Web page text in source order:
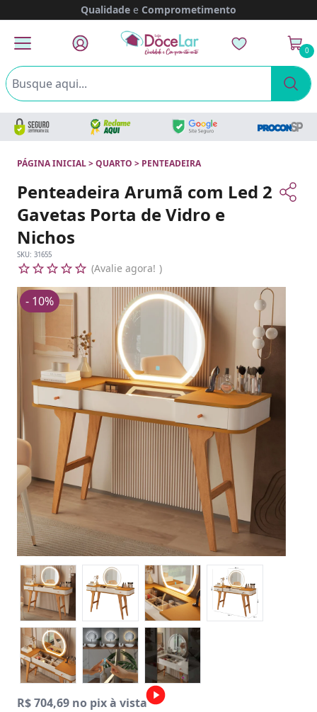
Qualidade e Comprometimento
0
PÁGINA INICIAL>QUARTO > PENTEADEIRA
Penteadeira Arumã com Led 2
Gavetas Porta de Vidro e
Nichos
SKU: 31655
Avalie agora!
R$ 704,69 no pix à vista
- 10%